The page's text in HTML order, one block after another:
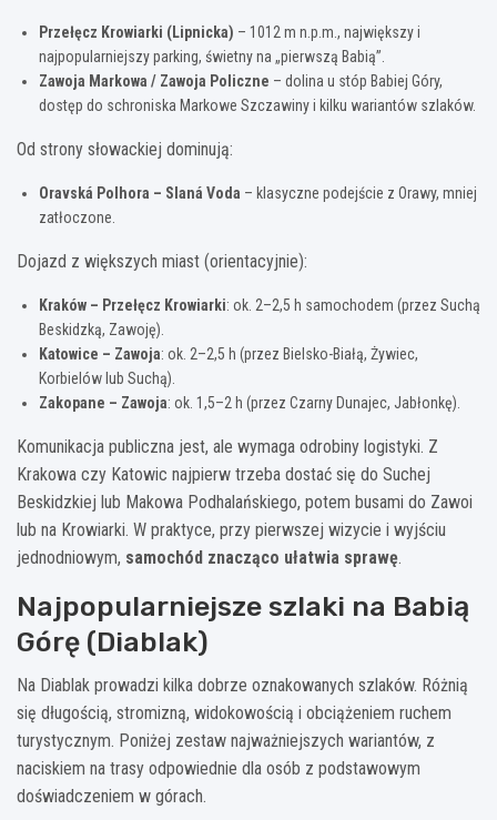
Przełęcz Krowiarki (Lipnicka) – 1012 m n.p.m., największy i
najpopularniejszy parking, świetny na „pierwszą Babią”.
Zawoja Markowa / Zawoja Policzne – dolina u stóp Babiej Góry,
dostęp do schroniska Markowe Szczawiny i kilku wariantów szlaków.
Od strony słowackiej dominują:
Oravská Polhora – Slaná Voda – klasyczne podejście z Orawy, mniej
zatłoczone.
Dojazd z większych miast (orientacyjnie):
Kraków – Przełęcz Krowiarki: ok. 2–2,5 h samochodem (przez Suchą
Beskidzką, Zawoję).
Katowice – Zawoja: ok. 2–2,5 h (przez Bielsko-Białą, Żywiec,
Korbielów lub Suchą).
Zakopane – Zawoja: ok. 1,5–2 h (przez Czarny Dunajec, Jabłonkę).
Komunikacja publiczna jest, ale wymaga odrobiny logistyki. Z
Krakowa czy Katowic najpierw trzeba dostać się do Suchej
Beskidzkiej lub Makowa Podhalańskiego, potem busami do Zawoi
lub na Krowiarki. W praktyce, przy pierwszej wizycie i wyjściu
jednodniowym, samochód znacząco ułatwia sprawę.
Najpopularniejsze szlaki na Babią
Górę (Diablak)
Na Diablak prowadzi kilka dobrze oznakowanych szlaków. Różnią
się długością, stromizną, widokowością i obciążeniem ruchem
turystycznym. Poniżej zestaw najważniejszych wariantów, z
naciskiem na trasy odpowiednie dla osób z podstawowym
doświadczeniem w górach.